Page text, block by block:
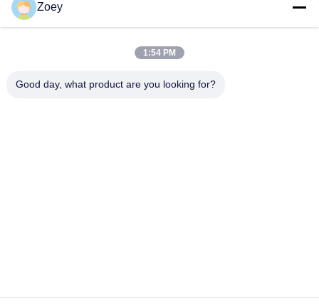
OEM MB120298 MB120476 Luftfilter für MITSUBISHI CANTER
4D31T
AB31-3084-AD AB31-3091-AD Querlenker für Ford Ranger
Zoey
1:54 PM
Good day, what product are you looking for?